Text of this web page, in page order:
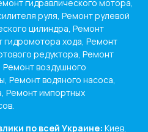
гидравлического мотора,
руля, Ремонт рулевой
цилиндра, Ремонт
хода, Ремонт
редуктора, Ремонт
Ремонт воздушного
Ремонт водяного насоса,
Ремонт импортных
по всей Украине: Киев,